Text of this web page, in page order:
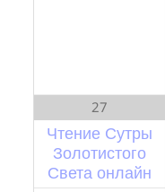
27
Чтение Сутры
Золотистого
Света онлайн